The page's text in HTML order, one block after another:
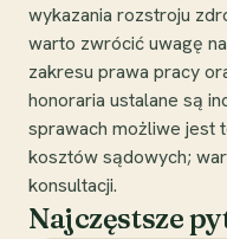
wykazania rozstroju
warto zwrócić uwagę
zakresu prawa pracy
honoraria ustalane są
sprawach możliwe jest
kosztów sądowych;
konsultacji.
Najczęstsze